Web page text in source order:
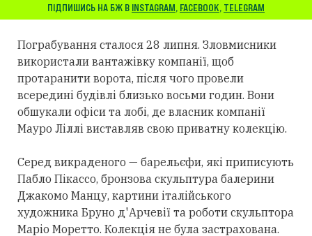
ПІДПИШИСЬ НА БЖ В INSTAGRAM, FACEBOOK, TELEGRAM
Пограбування сталося 28 липня. Зловмисники
використали вантажівку компанії, щоб
протаранити ворота, після чого провели
всередині будівлі близько восьми годин. Вони
обшукали офіси та лобі, де власник компанії
Мауро Ліллі виставляв свою приватну колекцію.
Серед викраденого — барельєфи, які приписують
Пабло Пікассо, бронзова скульптура балерини
Джакомо Манцу, картини італійського
художника Бруно д'Арчевії та роботи скульптора
Маріо Моретто. Колекція не була застрахована.